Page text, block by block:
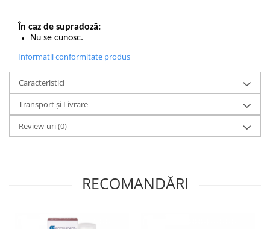
În caz de supradoză:
Nu se cunosc.
Informatii conformitate produs
Caracteristici
Transport și Livrare
Review-uri(0)
RECOMANDĂRI